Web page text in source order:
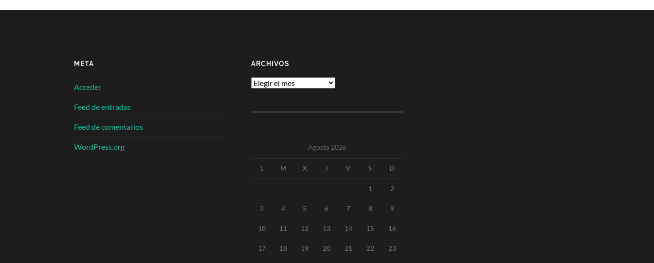
META
Acceder
Feed de entradas
Feed de comentarios
WordPress.org
ARCHIVOS
Archivos
Agosto 2026
L M X J V S D
1 2
3 4 5 6 7 8 9
10 11 12 13 14 15 16
17 18 19 20 21 22 23